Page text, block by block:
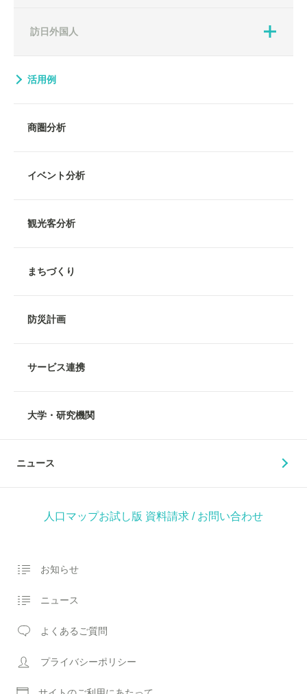
訪日外国人
活用例
商圏分析
イベント分析
観光客分析
まちづくり
防災計画
サービス連携
大学・研究機関
ニュース
人口マップお試し版 資料請求 / お問い合わせ
お知らせ
ニュース
よくあるご質問
プライバシーポリシー